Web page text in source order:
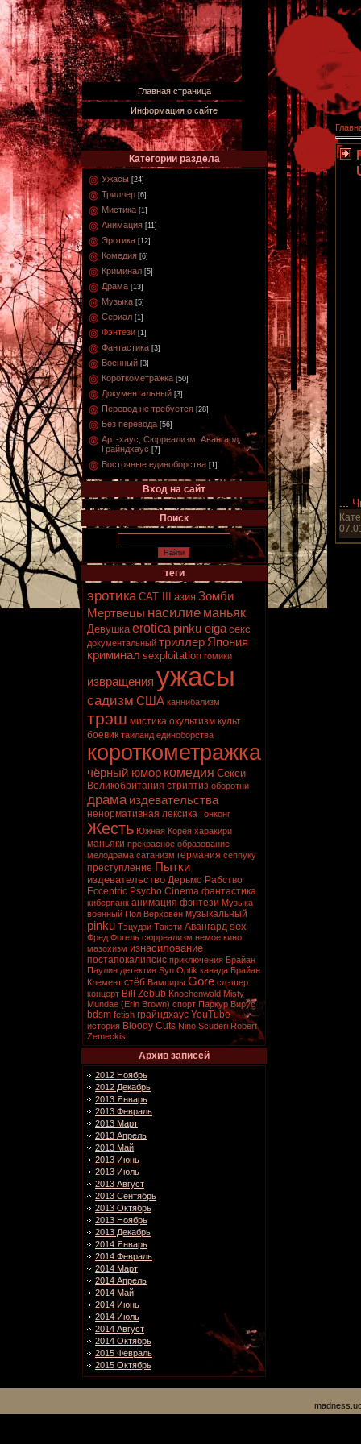
Главная страница
Информация о сайте
Категории раздела
Ужасы [24]
Триллер [6]
Мистика [1]
Анимация [11]
Эротика [12]
Комедия [6]
Криминал [5]
Драма [13]
Музыка [5]
Сериал [1]
Фэнтези [1]
Фантастика [3]
Военный [3]
Короткометражка [50]
Документальный [3]
Перевод не требуется [28]
Без перевода [56]
Арт-хаус, Сюрреализм, Авангард,
Грайндхаус [7]
Восточные единоборства [1]
Вход на сайт
Поиск
теги
эротика CAT III азия Зомби
Мертвецы насилие маньяк
Девушка erotica pinku eiga секс
документальный триллер Япония
криминал sexploitation гомики
извращения ужасы
садизм США каннибализм
трэш мистика окультизм культ
боевик таиланд единоборства
короткометражка
чёрный юмор комедия Секси
Великобритания стриптиз оборотни
драма издевательства
ненормативная лексика Гонконг
Жесть Южная Корея харакири
маньяки прекрасное образование
мелодрама сатанизм германия сеппуку
преступление Пытки
издевательство Дерьмо Рабство
Eccentric Psycho Cinema фантастика
киберпанк анимация фэнтези Музыка
военный Пол Верховен музыкальный
pinku Тэцудзи Такэти Авангард sex
Фред Фогель сюрреализм немое кино
мазохизм изнасилование
постапокалипсис приключения Брайан
Паулин детектив Syn.Optik канада Брайан
Клемент стёб Вампиры Gore слэшер
концерт Bill Zebub Knochenwald Misty
Mundae (Erin Brown) спорт Паркур Вирус
bdsm fetish грайндхаус YouTube
история Bloody Cuts Nino Scuderi Robert
Zemeckis
Архив записей
2012 Ноябрь
2012 Декабрь
2013 Январь
2013 Февраль
2013 Март
2013 Апрель
2013 Май
2013 Июнь
2013 Июль
2013 Август
2013 Сентябрь
2013 Октябрь
2013 Ноябрь
2013 Декабрь
2014 Январь
2014 Февраль
2014 Март
2014 Апрель
2014 Май
2014 Июнь
2014 Июль
2014 Август
2014 Октябрь
2015 Февраль
2015 Октябрь